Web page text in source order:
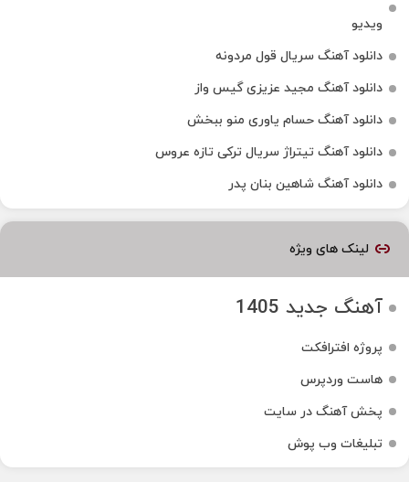
ویدیو
دانلود آهنگ سریال قول مردونه
دانلود آهنگ مجید عزیزی گیس واز
دانلود آهنگ حسام یاوری منو ببخش
دانلود آهنگ تیتراژ سریال ترکی تازه عروس
دانلود آهنگ شاهین بنان پدر
لینک های ویژه
آهنگ جدید 1405
پروژه افترافکت
هاست وردپرس
پخش آهنگ در سایت
تبلیغات وب پوش